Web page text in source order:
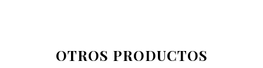
OTROS PRODUCTOS